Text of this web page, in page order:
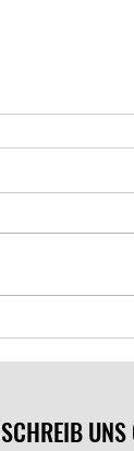
SCHREIB UNS